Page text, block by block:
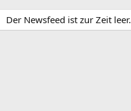
Der Newsfeed ist zur Zeit leer.